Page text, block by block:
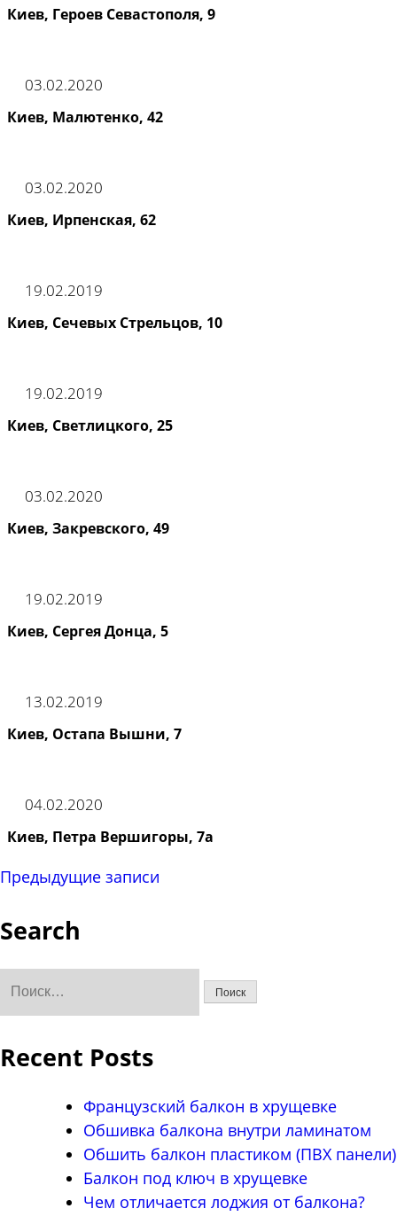
Киев, Героев Севастополя, 9
03.02.2020
Киев, Малютенко, 42
03.02.2020
Киев, Ирпенская, 62
19.02.2019
Киев, Сечевых Стрельцов, 10
19.02.2019
Киев, Светлицкого, 25
03.02.2020
Киев, Закревского, 49
19.02.2019
Киев, Сергея Донца, 5
13.02.2019
Киев, Остапа Вышни, 7
04.02.2020
Киев, Петра Вершигоры, 7а
Навигация
по
Предыдущие записи
Search
Recent Posts
Французский балкон в хрущевке
Обшивка балкона внутри ламинатом
Обшить балкон пластиком (ПВХ панели)
Балкон под ключ в хрущевке
Чем отличается лоджия от балкона?